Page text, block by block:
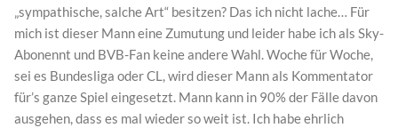
„sympathische, salche Art“ besitzen? Das ich nicht lache… Für
mich ist dieser Mann eine Zumutung und leider habe ich als Sky-
Abonennt und BVB-Fan keine andere Wahl. Woche für Woche,
sei es Bundesliga oder CL, wird dieser Mann als Kommentator
für’s ganze Spiel eingesetzt. Mann kann in 90% der Fälle davon
ausgehen, dass es mal wieder so weit ist. Ich habe ehrlich